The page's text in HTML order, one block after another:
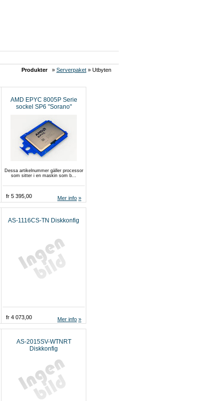
Produkter» Serverpaket » Utbyten
AMD EPYC 8005P Serie
sockel SP6 "Sorano"
Dessa artikelnummer gäller processor
som sitter i en maskin som b...
fr 5 395,00 Mer info
AS-1116CS-TN Diskkonfig
fr 4 073,00 Mer info
AS-2015SV-WTNRT
Diskkonfig